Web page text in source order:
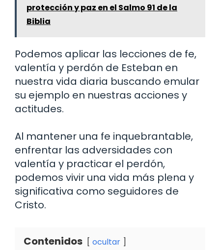
protección y paz en el Salmo 91 de la
Biblia
Podemos aplicar las lecciones de fe,
valentía y perdón de Esteban en
nuestra vida diaria buscando emular
su ejemplo en nuestras acciones y
actitudes.
Al mantener una fe inquebrantable,
enfrentar las adversidades con
valentía y practicar el perdón,
podemos vivir una vida más plena y
significativa como seguidores de
Cristo.
Contenidos ocultar